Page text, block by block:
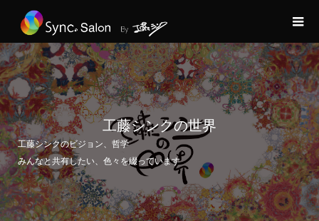
工藤シンクの世界
工藤シンクのビジョン、哲学
みんなと共有したい、色々を綴っています